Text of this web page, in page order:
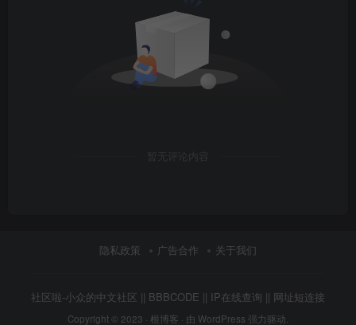
暂无评论内容
隐私政策 广告合作 关于我们
社区啦-小众的中文社区 || BBBCODE || IP在线查询 || 网址短连接
Copyright © 2023 · 根博客 · 由 WordPress 强力驱动.